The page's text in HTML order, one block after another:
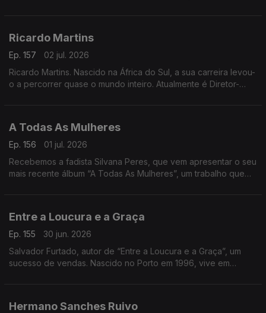
Ricardo Martins
Ep. 157
02 jul. 2026
Ricardo Martins. Nascido na África do Sul, a sua carreira levou-
o a percorrer quase o mundo inteiro. Atualmente é Diretor-
A Todas As Mulheres
Ep. 156
01 jul. 2026
Recebemos a fadista Silvana Peres, que vem apresentar o seu
mais recente álbum “A Todas As Mulheres”, um trabalho que
Entre a Loucura e a Graça
Ep. 155
30 jun. 2026
Salvador Furtado, autor de “Entre a Loucura e a Graça”, um
sucesso de vendas. Nascido no Porto em 1996, vive em
Hermano Sanches Ruivo